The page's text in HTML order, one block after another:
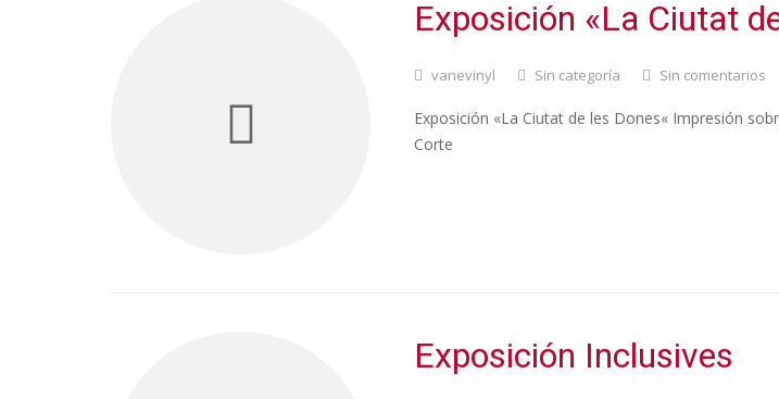
Exposición «La Ciutat
vanevinyl Sin categoría Sin comentarios
Exposición «La Ciutat de les Dones« Impresión
Corte
Exposición Inclusives